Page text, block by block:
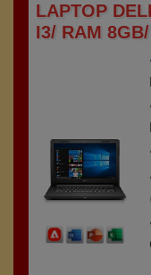
LAPTOP
I3/ RAM